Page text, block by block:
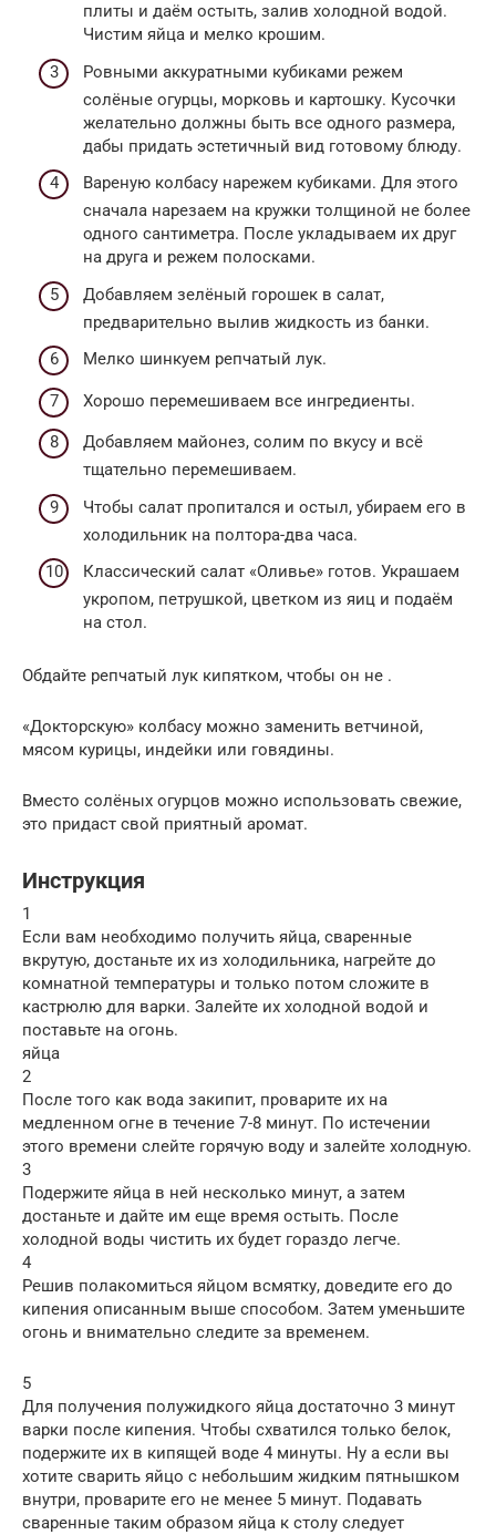
плиты и даём остыть, залив холодной водой.
Чистим яйца и мелко крошим.
Ровными аккуратными кубиками режем
солёные огурцы, морковь и картошку. Кусочки
желательно должны быть все одного размера,
дабы придать эстетичный вид готовому блюду.
Вареную колбасу нарежем кубиками. Для этого
сначала нарезаем на кружки толщиной не более
одного сантиметра. После укладываем их друг
на друга и режем полосками.
Добавляем зелёный горошек в салат,
предварительно вылив жидкость из банки.
Мелко шинкуем репчатый лук.
Хорошо перемешиваем все ингредиенты.
Добавляем майонез, солим по вкусу и всё
тщательно перемешиваем.
Чтобы салат пропитался и остыл, убираем его в
холодильник на полтора-два часа.
Классический салат «Оливье» готов. Украшаем
укропом, петрушкой, цветком из яиц и подаём
на стол.
Обдайте репчатый лук кипятком, чтобы он не .
«Докторскую» колбасу можно заменить ветчиной,
мясом курицы, индейки или говядины.
Вместо солёных огурцов можно использовать свежие,
это придаст свой приятный аромат.
Инструкция
1
Если вам необходимо получить яйца, сваренные
вкрутую, достаньте их из холодильника, нагрейте до
комнатной температуры и только потом сложите в
кастрюлю для варки. Залейте их холодной водой и
поставьте на огонь.
яйца
2
После того как вода закипит, проварите их на
медленном огне в течение 7-8 минут. По истечении
этого времени слейте горячую воду и залейте холодную.
3
Подержите яйца в ней несколько минут, а затем
достаньте и дайте им еще время остыть. После
холодной воды чистить их будет гораздо легче.
4
Решив полакомиться яйцом всмятку, доведите его до
кипения описанным выше способом. Затем уменьшите
огонь и внимательно следите за временем.
5
Для получения полужидкого яйца достаточно 3 минут
варки после кипения. Чтобы схватился только белок,
подержите их в кипящей воде 4 минуты. Ну а если вы
хотите сварить яйцо с небольшим жидким пятнышком
внутри, проварите его не менее 5 минут. Подавать
сваренные таким образом яйца к столу следует